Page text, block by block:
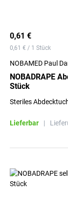
0,61 €
0,61 € / 1 Stück
NOBAMED Paul
NOBADRAPE
Stück
Steriles
Lieferbar |